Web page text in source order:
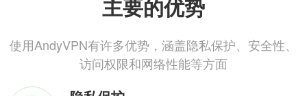
主要的优势
使用AndyVPN有许多优势，涵盖隐私保护、安全性、
访问权限和网络性能等方面